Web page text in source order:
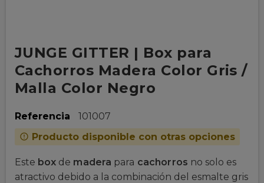
JUNGE GITTER | Box para
Cachorros Madera Color Gris /
Malla Color Negro
Referencia 101007
error_outline Producto disponible con otras opciones
Este box de madera para cachorros no solo es
atractivo debido a la combinación del esmalte gris